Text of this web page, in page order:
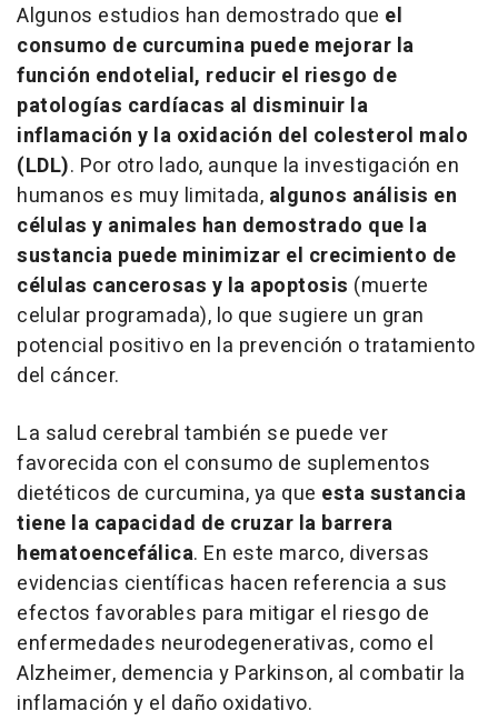
Algunos estudios han demostrado que el
consumo de curcumina puede mejorar la
función endotelial, reducir el riesgo de
patologías cardíacas al disminuir la
inflamación y la oxidación del colesterol malo
(LDL). Por otro lado, aunque la investigación en
humanos es muy limitada, algunos análisis en
células y animales han demostrado que la
sustancia puede minimizar el crecimiento de
células cancerosas y la apoptosis (muerte
celular programada), lo que sugiere un gran
potencial positivo en la prevención o tratamiento
del cáncer.
La salud cerebral también se puede ver
favorecida con el consumo de suplementos
dietéticos de curcumina, ya que esta sustancia
tiene la capacidad de cruzar la barrera
hematoencefálica. En este marco, diversas
evidencias científicas hacen referencia a sus
efectos favorables para mitigar el riesgo de
enfermedades neurodegenerativas, como el
Alzheimer, demencia y Parkinson, al combatir la
inflamación y el daño oxidativo.